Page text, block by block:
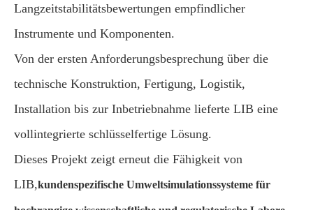
Langzeitstabilitätsbewertungen empfindlicher
Instrumente und Komponenten.
Von der ersten Anforderungsbesprechung über die
technische Konstruktion, Fertigung, Logistik,
Installation bis zur Inbetriebnahme lieferte LIB eine
vollintegrierte schlüsselfertige Lösung.
Dieses Projekt zeigt erneut die Fähigkeit von
LIB,kundenspezifische Umweltsimulationssysteme für